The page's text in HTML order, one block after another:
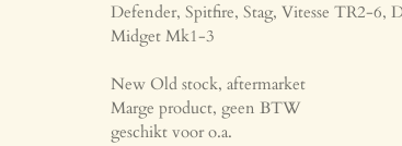
Defender, Spitfire, Stag, Vitesse TR2-6,
Midget Mk1-3
New Old stock, aftermarket
Marge product, geen BTW
geschikt voor o.a.